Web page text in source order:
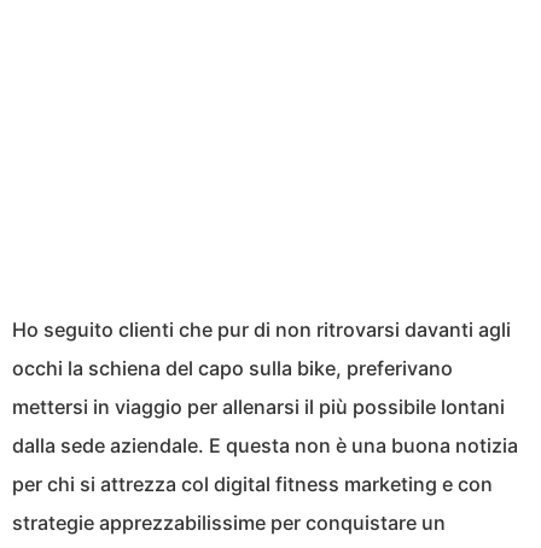
Ho seguito clienti che pur di non ritrovarsi davanti agli
occhi la schiena del capo sulla bike, preferivano
mettersi in viaggio per allenarsi il più possibile lontani
dalla sede aziendale. E questa non è una buona notizia
per chi si attrezza col digital fitness marketing e con
strategie apprezzabilissime per conquistare un